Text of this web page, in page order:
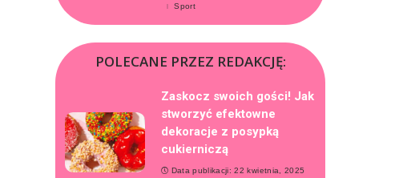
Sport
POLECANE PRZEZ REDAKCJĘ:
Zaskocz swoich gości! Jak
stworzyć efektowne
dekoracje z posypką
cukierniczą
Data publikacji: 22 kwietnia, 2025